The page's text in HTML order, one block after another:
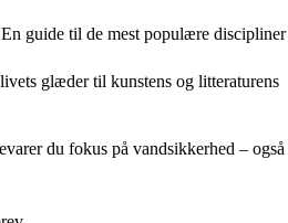
guide til de mest populære discipliner
glæder til kunstens og litteraturens
du fokus på vandsikkerhed – også